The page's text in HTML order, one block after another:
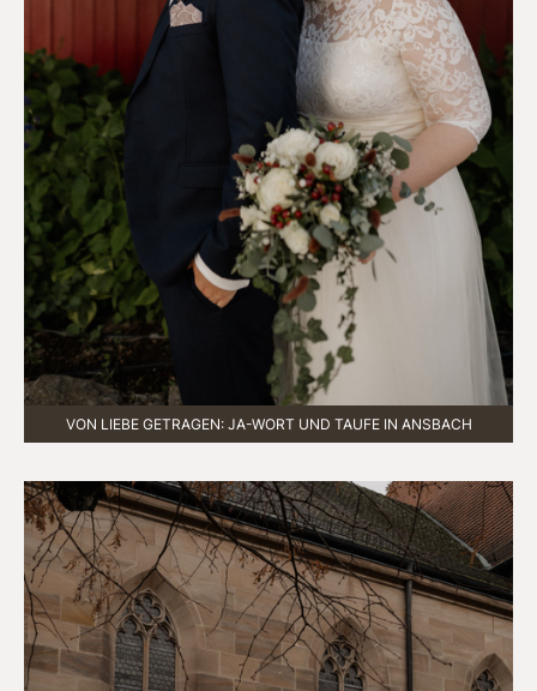
VON LIEBE GETRAGEN: JA-WORT UND TAUFE IN ANSBACH